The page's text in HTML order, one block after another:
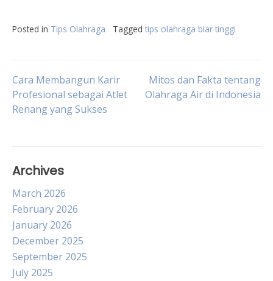
Posted in Tips Olahraga Tagged tips olahraga biar tinggi
Post
navigation
Cara Membangun Karir
Profesional sebagai Atlet
Renang yang Sukses
Mitos dan Fakta tentang
Olahraga Air di Indonesia
Archives
March 2026
February 2026
January 2026
December 2025
September 2025
July 2025